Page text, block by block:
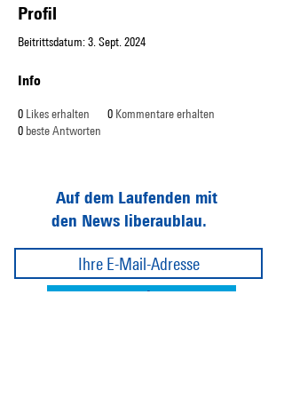
Profil
Beitrittsdatum: 3. Sept. 2024
Info
0 Likes erhalten 0 Kommentare erhalten
0 beste Antworten
Auf dem Laufenden mit
den News liberaublau.
Abonnieren